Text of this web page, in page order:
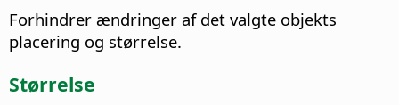
Forhindrer ændringer af det valgte objekts
placering og størrelse.
Størrelse